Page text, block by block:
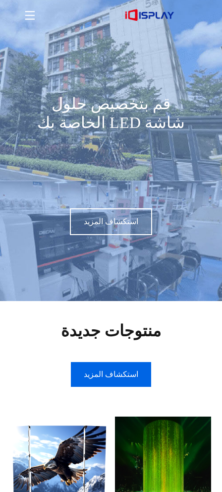
قم بتخصيص حلول
شاشة LED الخاصة بك
استكشاف المزيد
قم بتخصيص حلول شاشة LED الخاصة بك
استكشاف المزيد
منتوجات جديدة
استكشاف المزيد